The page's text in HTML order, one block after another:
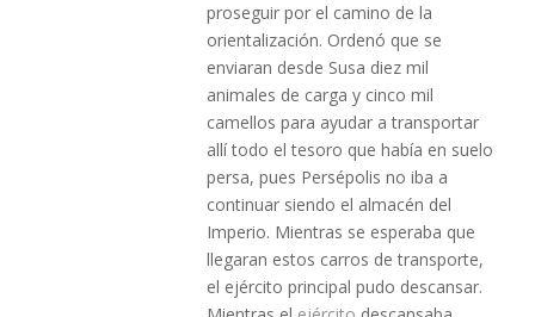
proseguir por el camino de la
orientalización. Ordenó que se
enviaran desde Susa diez mil
animales de carga y cinco mil
camellos para ayudar a transportar
allí todo el tesoro que había en suelo
persa, pues Persépolis no iba a
continuar siendo el almacén del
Imperio. Mientras se esperaba que
llegaran estos carros de transporte,
el ejército principal pudo descansar.